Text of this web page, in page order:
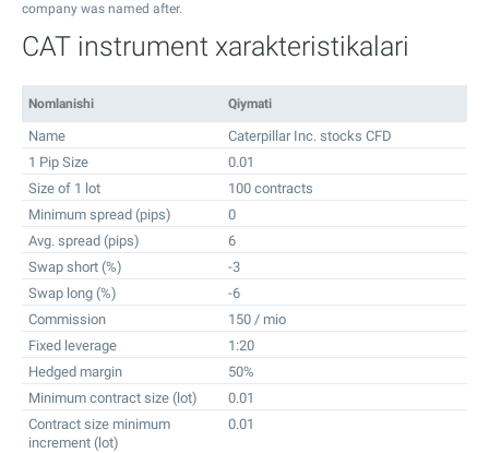
company was named after.
CAT instrument xarakteristikalari
Nomlanishi Qiymati
Name
Caterpillar Inc. stocks CFD
1 Pip Size
0.01
Size of 1 lot
100 contracts
Minimum spread (pips)
0
Avg. spread (pips)
6
Swap short (%)
-3
Swap long (%)
-6
Commission
150 / mio
Fixed leverage
1:20
Hedged margin
50%
Minimum contract size (lot)
0.01
Contract size minimum
increment (lot)
0.01